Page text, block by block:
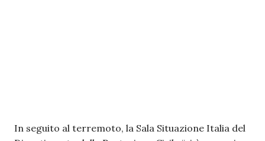
In seguito al terremoto, la Sala Situazione Italia del